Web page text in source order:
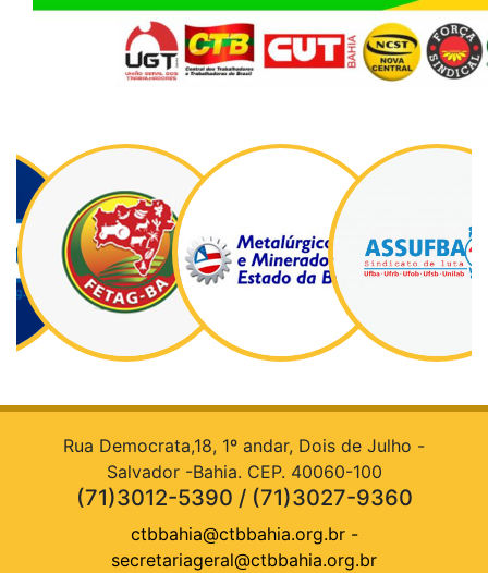
Rua Democrata,18, 1º andar, Dois de Julho -
Salvador -Bahia. CEP. 40060-100
(71)3012-5390 / (71)3027-9360
ctbbahia@ctbbahia.org.br-
secretariageral@ctbbahia.org.br